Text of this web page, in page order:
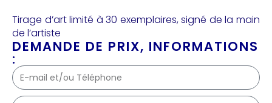
Tirage d’art limité à 30 exemplaires, signé de la main
de l’artiste
DEMANDE DE PRIX, INFORMATIONS
: